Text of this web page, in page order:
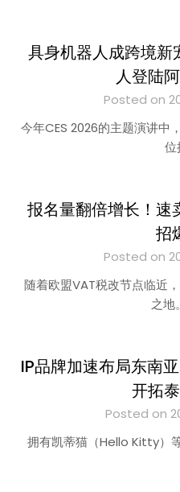
具身机器人成跨境新
人登陆
Posted on
今年CES 2026的主题演讲中
位
报名量翻倍增长！速
招
Posted on
随着欧盟VAT税改节点临近
之地
IP品牌加速布局东南
开拓
Posted on
拥有凯蒂猫（Hello Kitty）